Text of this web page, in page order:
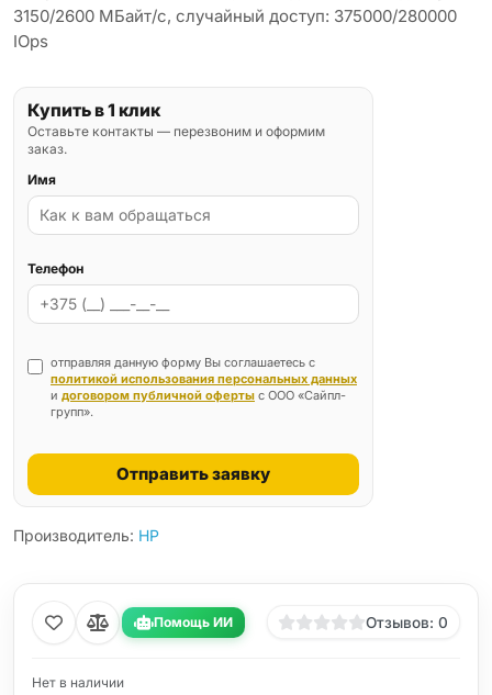
3150/2600 МБайт/с, случайный доступ: 375000/280000
IOps
Купить в 1 клик
Оставьте контакты — перезвоним и оформим
заказ.
Имя
Телефон
отправляя данную форму Вы соглашаетесь с
политикой использования персональных данных
и договором публичной оферты с ООО «Сайпл-
групп».
Отправить заявку
Производитель: HP
Помощь ИИ Отзывов: 0
Нет в наличии